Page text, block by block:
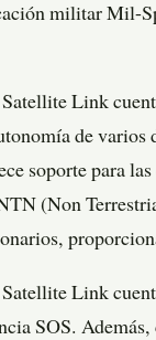
militar Mil-
Link
de varios
soporte para
(Non
Link
SOS.